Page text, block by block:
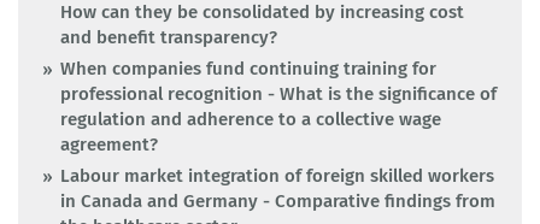
How can they be consolidated by increasing cost
and benefit transparency?
When companies fund continuing training for
professional recognition - What is the significance of
regulation and adherence to a collective wage
agreement?
Labour market integration of foreign skilled workers
in Canada and Germany - Comparative findings from